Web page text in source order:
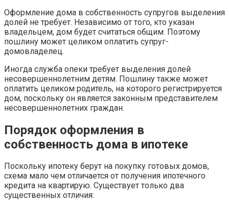
Оформление дома в собственность супругов выделения
долей не требует. Независимо от того, кто указан
владельцем, дом будет считаться общим. Поэтому
пошлину может целиком оплатить супруг-
домовладелец.
Иногда служба опеки требует выделения долей
несовершеннолетним детям. Пошлину также может
оплатить целиком родитель, на которого регистрируется
дом, поскольку он является законным представителем
несовершеннолетних граждан.
Порядок оформления в
собственность дома в ипотеке
Поскольку ипотеку берут на покупку готовых домов,
схема мало чем отличается от получения ипотечного
кредита на квартирую. Существует только два
существенных отличия: